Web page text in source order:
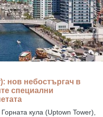
нов небостъргач в
специални
кула (Uptown Tower),